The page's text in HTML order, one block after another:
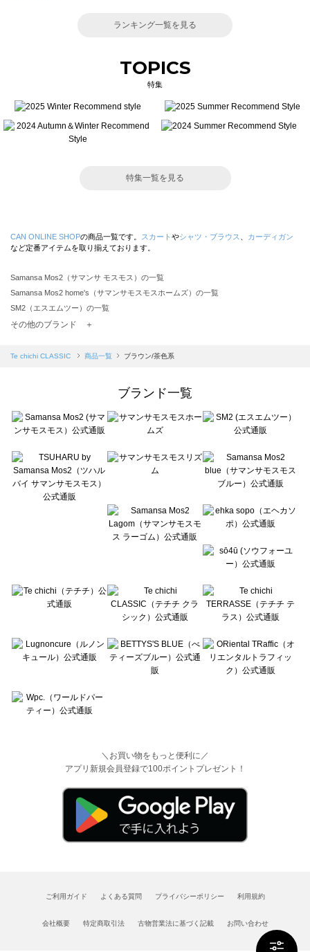
ランキング一覧を見る
TOPICS
特集
特集一覧を見る
CAN ONLINE SHOPの商品一覧です。 スカート やシャツ・ブラウス
カーディガン
など定番アイテムを取り揃えております。
Samansa Mos2（サマンサ モスモス）の一覧
Samansa Mos2 home's（サマンサモスモスホームズ）の一覧
SM2（エスエムツー）の一覧
TSUHARU by Samansa Mos2（ツハルバイサマンサモスモス）の一覧
Samansa Mos2 blue（サマンサモスモス ブルー）の一覧
Te chichi（テチチ）の一覧
Te chichi CLASSIC（テチチ クラシック）の一覧
Lugnoncure（ルノンキュール）の一覧
BETTY'S BLUE（べティーズブルー）の一覧
Wpc.（ワールドパーティー）の一覧
その他のブランド ＋
Te chichi CLASSIC 商品一覧 ブラウン/茶色系
ブランド一覧
＼お買い物をもっと便利に／
アプリ新規会員登録で100ポイントプレゼント！
ご利用ガイド よくある質問 プライバシーポリシー 利用規約
会社概要 特定商取引法 古物営業法に基づく記載 お問い合わせ